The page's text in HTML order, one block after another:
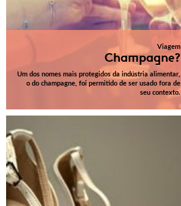
Viagem
Champagne?
Um dos nomes mais protegidos da indústria alimentar,
o do champagne, foi permitido de ser usado fora de
seu contexto.